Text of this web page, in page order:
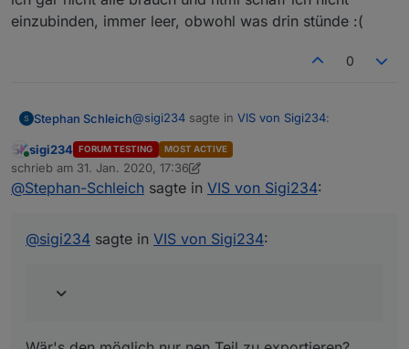
View_Hue_Sigi234.txt
einzubinden, immer leer, obwohl was drin stünde :(
0
Stephan Schleich@sigi234 sagte in VIS von Sigi234:
@ Stephan-Schleich
Sigi234 :
Ich hätte noch Interesse an deiner
Fritzbox Call View, und deiner
Wär's den möglich nur nen Teil zu
Ich versuch's gerade zusammen zu bauen,
aber das Calllog im json gibt er mir sau viele
Online
sigi234 FORUM TESTING MOST ACTIVE
schrieb am 31. Jan. 2020, 17:36
zuletzt editiert von sigi234
@Stephan-Schleich sagte in VIS von Sigi234:
@sigi234 sagte in VIS von Sigi234: